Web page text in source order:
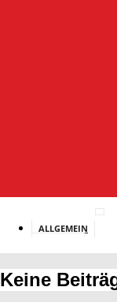
ALLGEMEIN
Keine